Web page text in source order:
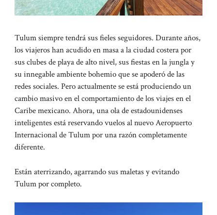
Tulum siempre tendrá sus fieles seguidores. Durante años,
los viajeros han acudido en masa a la ciudad costera por
sus clubes de playa de alto nivel, sus fiestas en la jungla y
su innegable ambiente bohemio que se apoderó de las
redes sociales. Pero actualmente se está produciendo un
cambio masivo en el comportamiento de los viajes en el
Caribe mexicano. Ahora, una ola de estadounidenses
inteligentes está reservando vuelos al nuevo Aeropuerto
Internacional de Tulum por una razón completamente
diferente.
Están aterrizando, agarrando sus maletas y evitando
Tulum por completo.